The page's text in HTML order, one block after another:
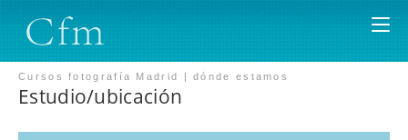
contenido
Cursos fotografía Madrid | dónde estamos
Estudio/ubicación